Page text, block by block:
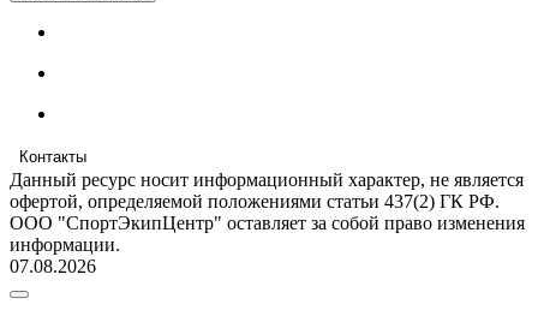
Контакты
Данный ресурс носит информационный характер, не является
офертой, определяемой положениями статьи 437(2) ГК РФ.
ООО "СпортЭкипЦентр" оставляет за собой право изменения
информации.
07.08.2026